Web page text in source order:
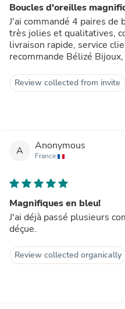
Boucles d'oreilles
J'ai commandé 4 paires
très jolies et qualitatives,
livraison rapide, service
recommande Bélizé
Review collected from invite
A Anonymous
France
Magnifiques en bleu!
J'ai déjà passé plusieurs
déçue.
Review collected organically